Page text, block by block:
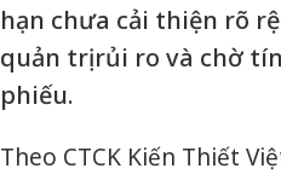
hạn chưa cải thiện rõ
quản trị rủi ro và chờ
phiếu.
Theo CTCK Kiến Thiết